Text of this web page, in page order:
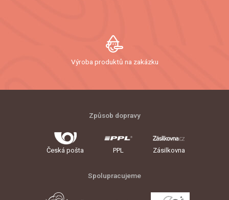
Výroba produktů na zakázku
Způsob dopravy
Česká pošta PPL Zásilkovna
Spolupracujeme